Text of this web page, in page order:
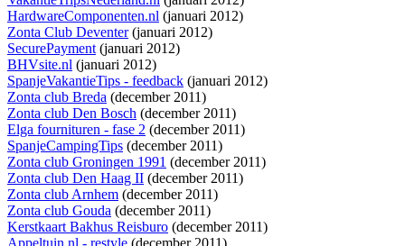
HardwareComponenten.nl (januari 2012)
Zonta Club Deventer(januari 2012)
SecurePayment(januari 2012)
BHVsite.nl (januari 2012)
SpanjeVakantieTips - feedback (januari 2012)
Zonta club Breda (december 2011)
Zonta club Den Bosch (december 2011)
Elga fournituren - fase 2 (december 2011)
SpanjeCampingTips (december 2011)
Zonta club Groningen 1991 (december 2011)
Zonta club Den Haag II (december 2011)
Zonta club Arnhem (december 2011)
Zonta club Gouda (december 2011)
Kerstkaart Bakhus Reisburo (december 2011)